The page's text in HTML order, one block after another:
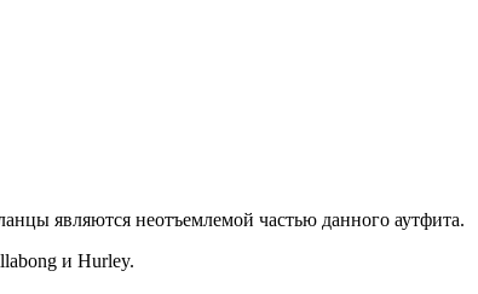
являются неотъемлемой частью данного аутфита.
и Hurley.